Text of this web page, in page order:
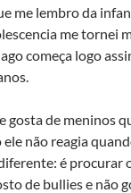
me lembro da
me tornei
começa logo
gosta de meninos
não reagia
é procurar
de bullies e não